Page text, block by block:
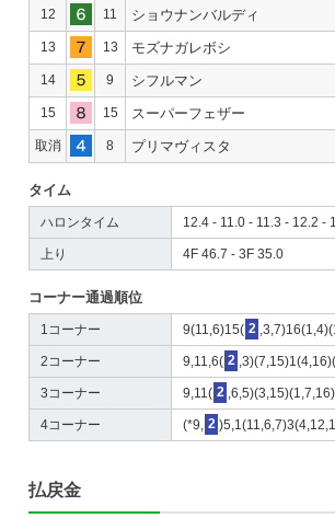
12 11 ショウナンバルディ
13 13 モズナガレボシ
14 9 シフルマン
15 15 スーパーフェザー
取消 8 プリマヴィスタ
タイム
ハロンタイム 12.4 - 11.0 - 11.3 - 12.2 -
上り 4F 46.7 - 3F 35.0
コーナー通過順位
1コーナー 9(11,6)15( 2
2コーナー 9,11,6( 2
3コーナー 9,11( 2
4コーナー (*9, 2
払戻金